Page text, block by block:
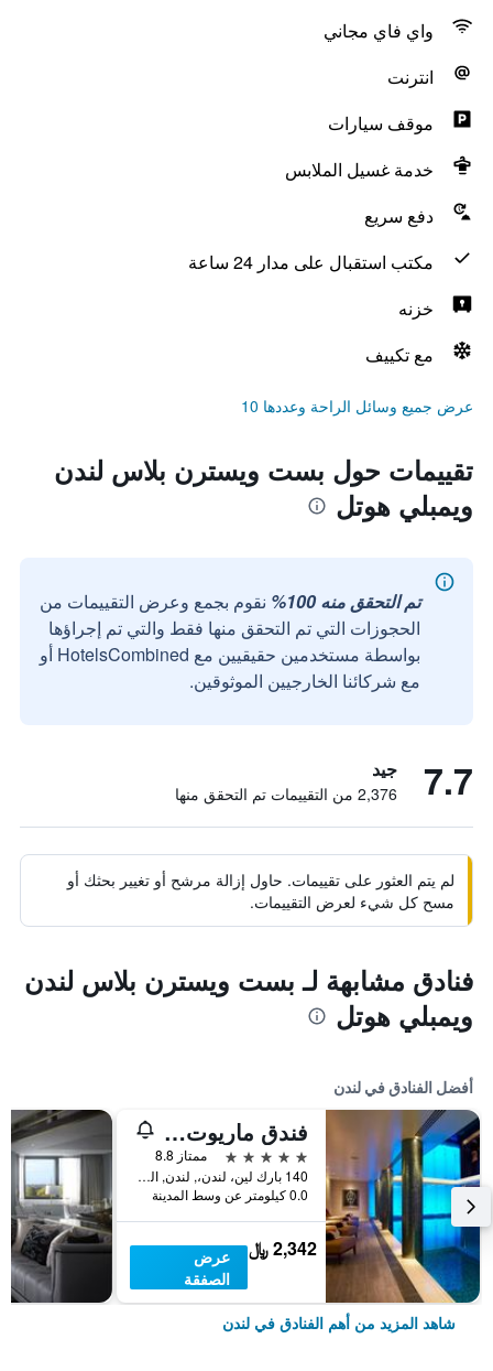
واي فاي مجاني
انترنت
موقف سيارات
خدمة غسيل الملابس
دفع سريع
مكتب استقبال على مدار 24 ساعة
خزنه
مع تكييف
عرض جميع وسائل الراحة وعددها 10
تقييمات حول بست ويسترن بلاس لندن
ويمبلي هوتل
تم التحقق منه 100%
نقوم بجمع وعرض التقييمات من
الحجوزات التي تم التحقق منها فقط والتي تم إجراؤها
بواسطة مستخدمين حقيقيين مع HotelsCombined أو
مع شركائنا الخارجيين الموثوقين.
7.7 جيد
2,376 من التقييمات تم التحقق منها
لم يتم العثور على تقييمات. حاول إزالة مرشح أو تغيير بحثك أو
مسح كل شيء لعرض التقييمات.
فنادق مشابهة لـ بست ويسترن بلاس لندن
ويمبلي هوتل
أفضل الفنادق في لندن
فندق ماريوت لندن بارك لاين
5 نجوم
ممتاز 8.8
140 بارك لين، لندن،, لندن, المملكة المتحدة
0.0 كيلومتر عن وسط المدينة
2,342 ﷼
عرض
الصفقة
شاهد المزيد من أهم الفنادق في لندن